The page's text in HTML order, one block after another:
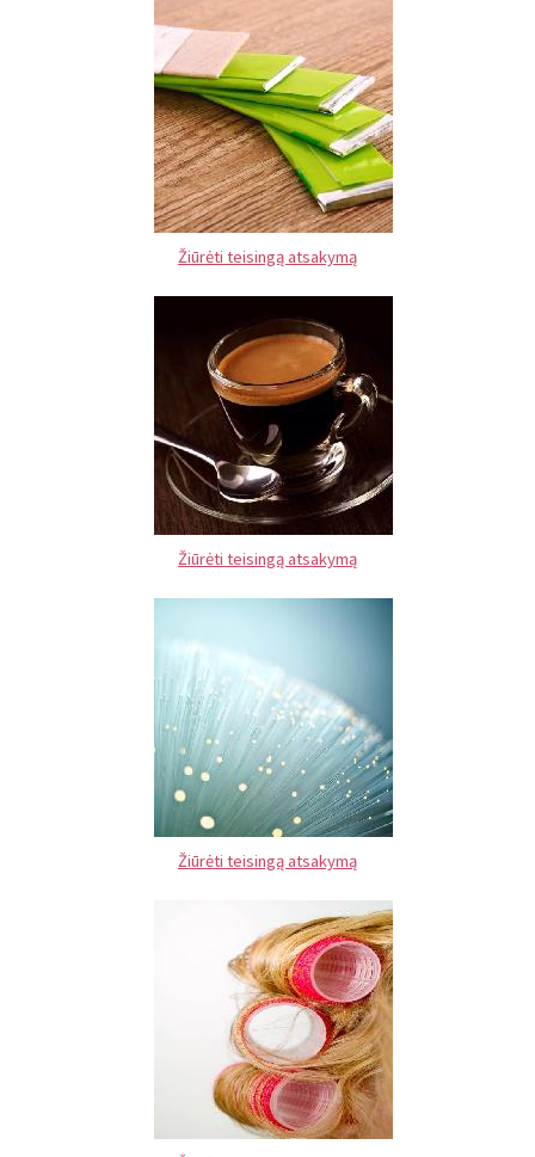
Žiūrėti teisingą atsakymą
Žiūrėti teisingą atsakymą
Žiūrėti teisingą atsakymą